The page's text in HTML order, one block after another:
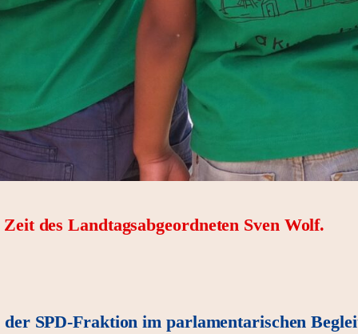
des Landtagsabgeordneten Sven Wolf.
SPD-Fraktion im parlamentarischen